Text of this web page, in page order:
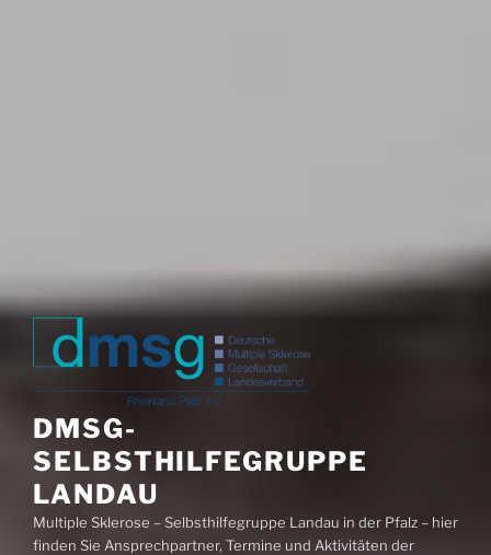
DMSG-
SELBSTHILFEGRUPPE
LANDAU
Multiple Sklerose – Selbsthilfegruppe Landau in der Pfalz – hier
finden Sie Ansprechpartner, Termine und Aktivitäten der